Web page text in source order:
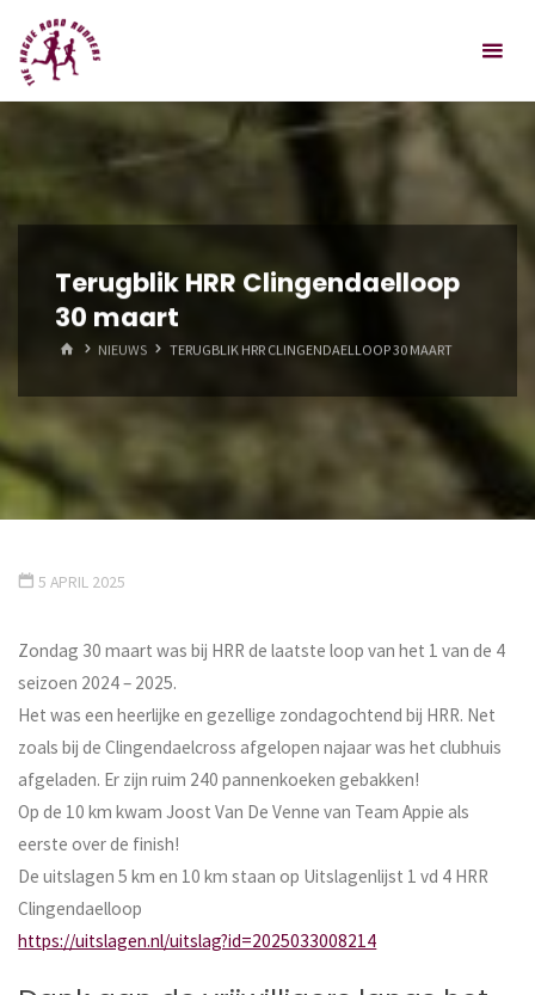
Spring
naar
inhoud
Terugblik HRR Clingendaelloop
30 maart
HOMENIEUWS TERUGBLIK HRR CLINGENDAELLOOP 30 MAART
5 APRIL 2025
Zondag 30 maart was bij HRR de laatste loop van het 1 van de 4
seizoen 2024 – 2025.
Het was een heerlijke en gezellige zondagochtend bij HRR. Net
zoals bij de Clingendaelcross afgelopen najaar was het clubhuis
afgeladen. Er zijn ruim 240 pannenkoeken gebakken!
Op de 10 km kwam Joost Van De Venne van Team Appie als
eerste over de finish!
De uitslagen 5 km en 10 km staan op Uitslagenlijst 1 vd 4 HRR
Clingendaelloop
https://uitslagen.nl/uitslag?id=2025033008214